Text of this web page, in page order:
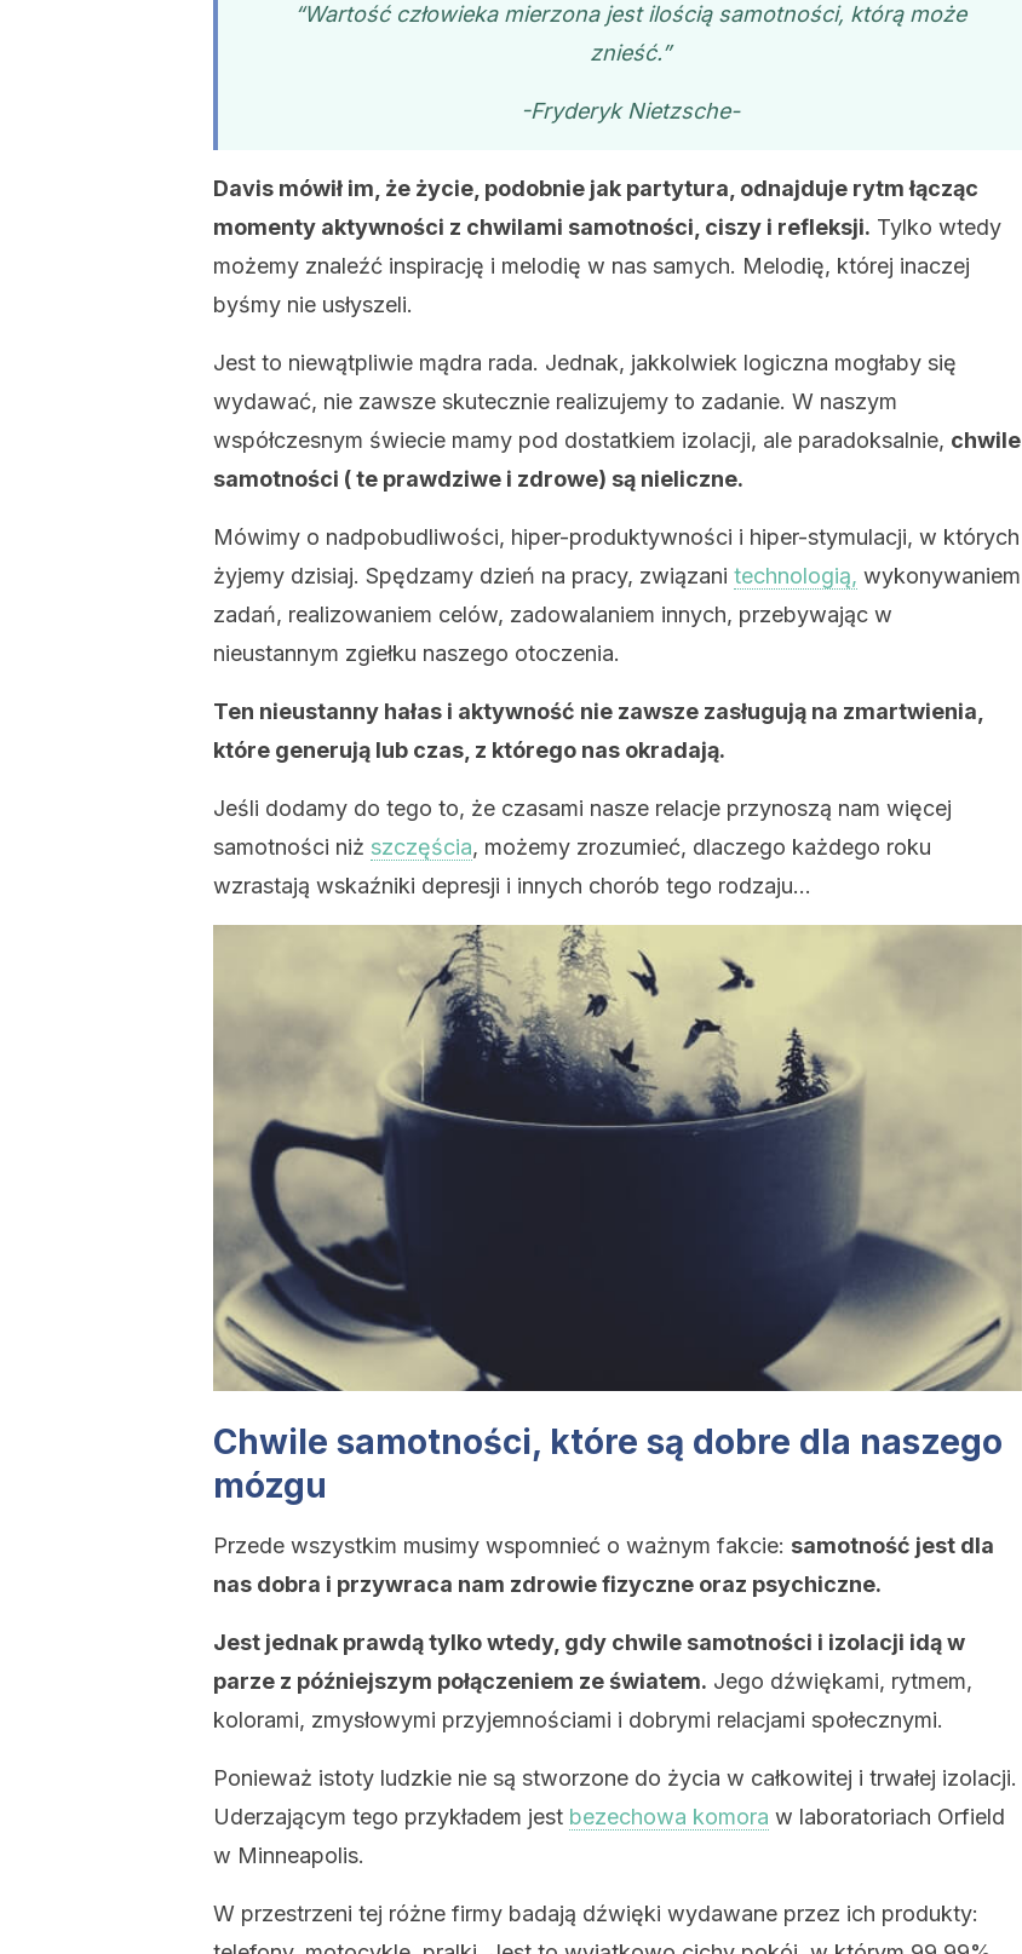
“Wartość człowieka mierzona jest ilością samotności, którą może
znieść.”
-Fryderyk Nietzsche-
Davis mówił im, że życie, podobnie jak partytura, odnajduje rytm łącząc
momenty aktywności z chwilami samotności, ciszy i refleksji. Tylko wtedy
możemy znaleźć inspirację i melodię w nas samych. Melodię, której inaczej
byśmy nie usłyszeli.
Jest to niewątpliwie mądra rada. Jednak, jakkolwiek logiczna mogłaby się
wydawać, nie zawsze skutecznie realizujemy to zadanie. W naszym
współczesnym świecie mamy pod dostatkiem izolacji, ale paradoksalnie, chwile
samotności ( te prawdziwe i zdrowe) są nieliczne.
Mówimy o nadpobudliwości, hiper-produktywności i hiper-stymulacji, w których
żyjemy dzisiaj. Spędzamy dzień na pracy, związani technologią, wykonywaniem
zadań, realizowaniem celów, zadowalaniem innych, przebywając w
nieustannym zgiełku naszego otoczenia.
Ten nieustanny hałas i aktywność nie zawsze zasługują na zmartwienia,
które generują lub czas, z którego nas okradają.
Jeśli dodamy do tego to, że czasami nasze relacje przynoszą nam więcej
samotności niż szczęścia, możemy zrozumieć, dlaczego każdego roku
wzrastają wskaźniki depresji i innych chorób tego rodzaju…
Chwile samotności, które są dobre dla naszego
mózgu
Przede wszystkim musimy wspomnieć o ważnym fakcie: samotność jest dla
nas dobra i przywraca nam zdrowie fizyczne oraz psychiczne.
Jest jednak prawdą tylko wtedy, gdy chwile samotności i izolacji idą w
parze z późniejszym połączeniem ze światem. Jego dźwiękami, rytmem,
kolorami, zmysłowymi przyjemnościami i dobrymi relacjami społecznymi.
Ponieważ istoty ludzkie nie są stworzone do życia w całkowitej i trwałej izolacji.
Uderzającym tego przykładem jest bezechowa komora w laboratoriach Orfield
w Minneapolis.
W przestrzeni tej różne firmy badają dźwięki wydawane przez ich produkty: